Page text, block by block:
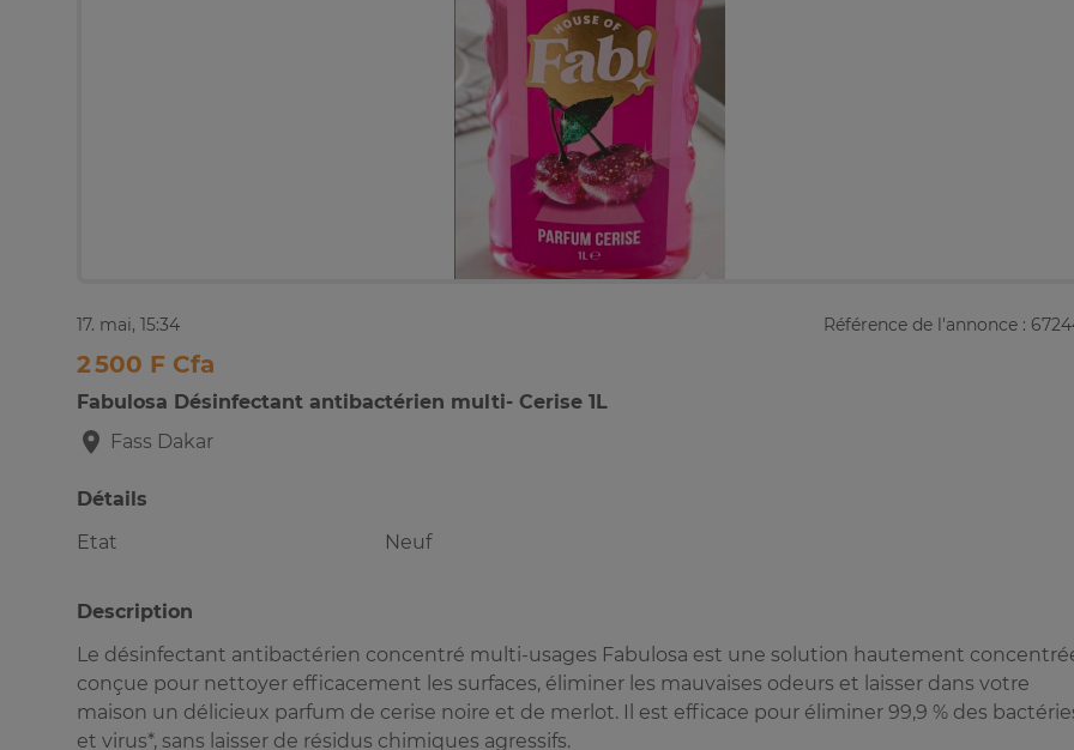
17. mai, 15:34 Référence de l'annonce :
2 500 F Cfa
Fabulosa Désinfectant antibactérien multi- Cerise 1L
Fass Dakar
Détails
Etat
Neuf
Description
Le désinfectant antibactérien concentré multi-usages Fabulosa est une solution hautement
conçue pour nettoyer efficacement les surfaces, éliminer les mauvaises odeurs et laisser dans votre
maison un délicieux parfum de cerise noire et de merlot. Il est efficace pour éliminer 99,9 % des
et virus*, sans laisser de résidus chimiques agressifs.